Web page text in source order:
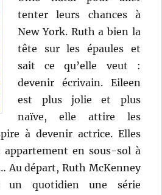
tenter leurs chances à
New York. Ruth a bien la
tête sur les épaules et
sait ce qu’elle veut :
devenir écrivain. Eileen
est plus jolie et plus
naïve, elle attire les
à devenir actrice. Elles
appartement en sous-sol à
Au départ, Ruth McKenney
un quotidien une série